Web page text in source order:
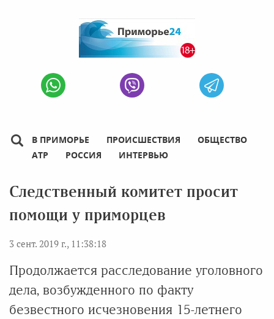
В ПРИМОРЬЕ ПРОИСШЕСТВИЯ
ОБЩЕСТВО
АТР
РОССИЯ ИНТЕРВЬЮ
Следственный комитет просит
помощи у приморцев
3 сент. 2019 г., 11:38:18
Продолжается расследование уголовного
дела, возбужденного по факту
безвестного исчезновения 15-летнего